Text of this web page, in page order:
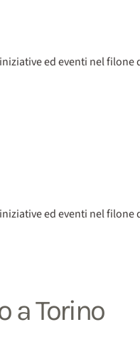
ed eventi nel filone
ed eventi nel filone
a Torino